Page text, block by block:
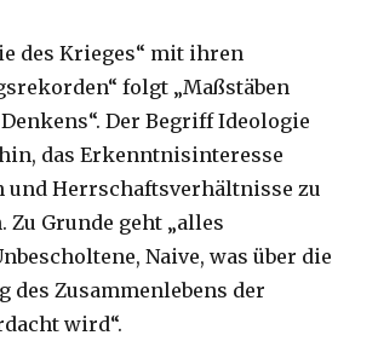
des Krieges“ mit ihren
folgt „Maßstäben
Der Begriff Ideologie
das Erkenntnisinteresse
und Herrschaftsverhältnisse zu
Grunde geht „alles
Naive, was über die
des Zusammenlebens der
wird“.